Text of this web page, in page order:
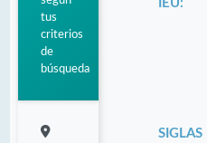
tus
criterios
de
búsqueda
IEU:
SIGLAS